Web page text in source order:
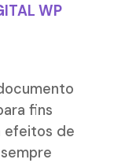
WP
fins
efeitos de